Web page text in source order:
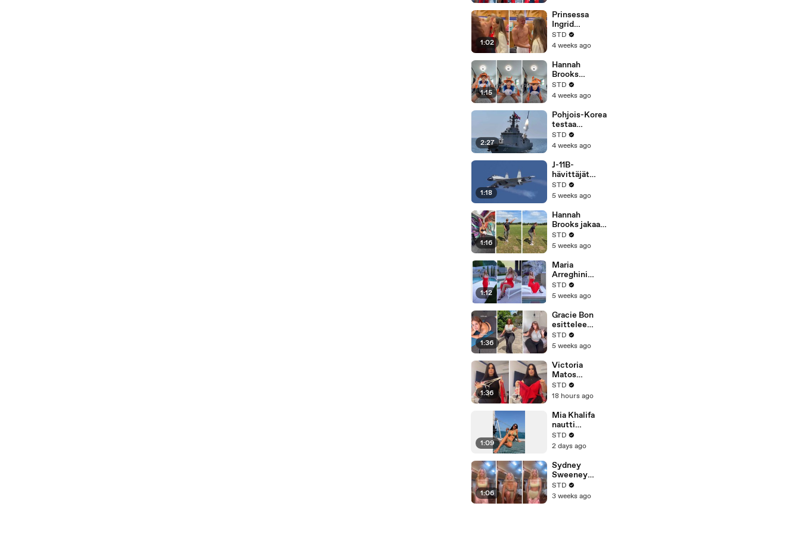
1:02
Prinsessa
Ingrid
Alexandra
vieraili Norjan
sa ja tervehti
Haalandia
Brasilian
putoamisen
jälkeen
STD
4 weeks ago
1:15
Hannah
Brooks
yhdistää
jalkapallon ja
uudella
Instagram-
videolla
STD
4 weeks ago
2:27
Pohjois-Korea
testaa
risteilyohjust
a hävittäjäalus
STD
4 weeks ago
1:18
J-11B-
hävittäjät
suorittavat
maahyökkäys
kovilla
ammuksilla
Kiinassa
STD
5 weeks ago
1:16
Hannah
Brooks jakaa
humoristisia
videoita
golfin pariin
STD
5 weeks ago
1:12
Maria
Arreghini
poseeraa
ylellisessä
Villa
Orchideassa
Comojärvellä
STD
5 weeks ago
1:36
Gracie Bon
esittelee
treenirutiiniaa
n ja avautuu
asta
vaiheestaan
STD
5 weeks ago
1:36
Victoria
Matos
sovittaa
vuosia
ollutta
vaatetta:
”Rakastin
sitä”
STD
18 hours ago
1:09
Mia Khalifa
nautti
veneretkestä
ja söi
kelluen
meressä
STD
2 days ago
1:06
Sydney
Sweeney
esittelee
uuden
STD
3 weeks ago